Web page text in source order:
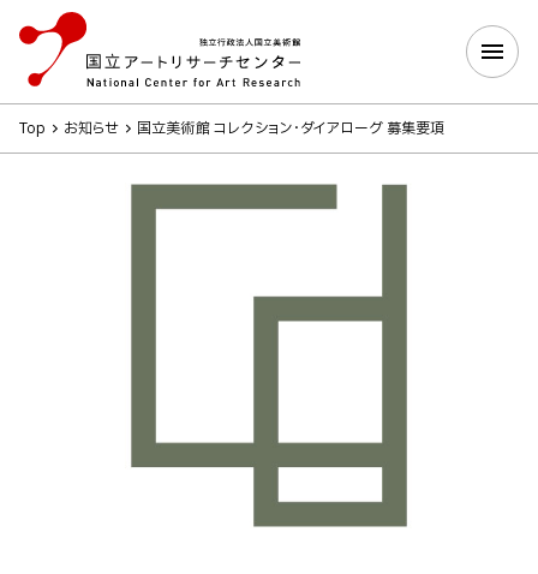
Top お知らせ 国立美術館 コレクション・ダイアローグ 募集要項